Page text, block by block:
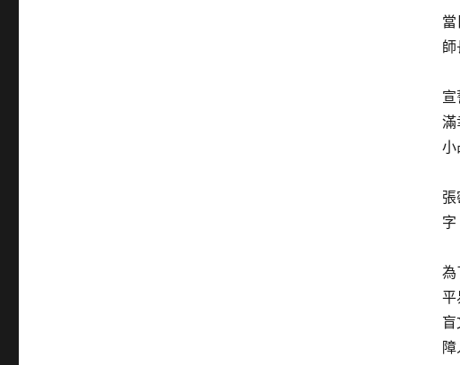
滿
小
為
平